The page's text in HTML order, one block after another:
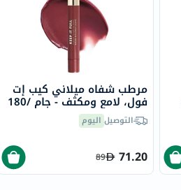
مرطب شفاه ميلاني كيب إت
فول، لامع ومكثف - جام /180
التوصيل اليوم
71.20
89